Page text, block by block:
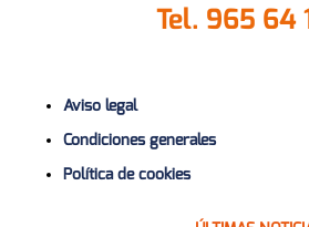
Tel. 965 64
Aviso legal
Condiciones generales
Política de cookies